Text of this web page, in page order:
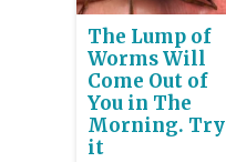
The Lump of
Worms Will
Come Out of
You in The
Morning. Try
it